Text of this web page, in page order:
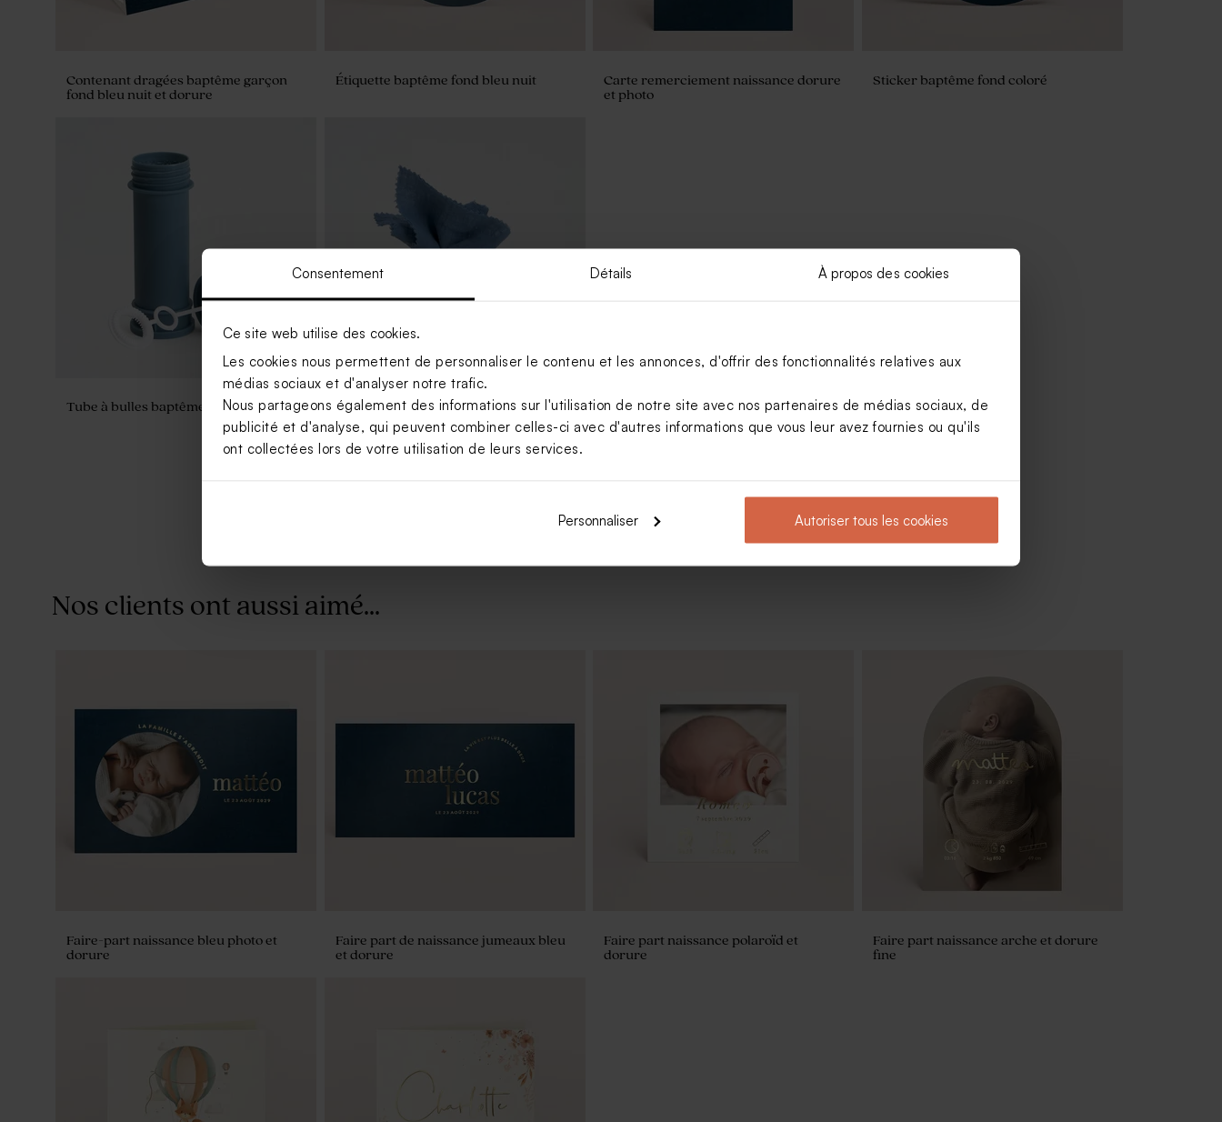
Consentement Détails À propos des cookies
Ce site web utilise des cookies.
Les cookies nous permettent de personnaliser le contenu et les annonces, d'offrir des fonctionnalités relatives aux
médias sociaux et d'analyser notre trafic.
Nous partageons également des informations sur l'utilisation de notre site avec nos partenaires de médias sociaux, de
publicité et d'analyse, qui peuvent combiner celles-ci avec d'autres informations que vous leur avez fournies ou qu'ils
ont collectées lors de votre utilisation de leurs services.
Personnaliser Autoriser tous les cookies
Contenant dragées baptême garçon
fond bleu nuit et dorure
Étiquette baptême fond bleu nuit
Carte remerciement naissance dorure
et photo
Sticker baptême fond coloré
Tube à bulles baptême bleu vintage Contenant dragées baptême tissu bleu
Savon artisanal baptême bleu -
Gravure prénom - eau de sel
Dragées bleus 1 kg (± 240 ex) Pochon en tissu bleu naissance Savon artisanal senteur Fleur de sel
Sucette baptême bleue & dorée Sucette baptême bleue & blanche
Nos clients ont aussi aimé...
Faire-part naissance bleu photo et
dorure
Faire part de naissance jumeaux bleu
et dorure
Faire part naissance polaroïd et
dorure
Faire part naissance arche et dorure
fine